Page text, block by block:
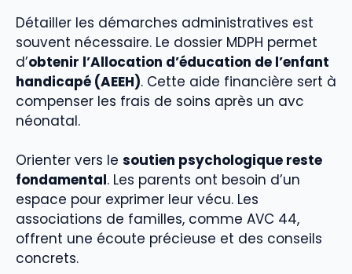
Détailler les démarches administratives est
souvent nécessaire. Le dossier MDPH permet
d’obtenir l’Allocation d’éducation de l’enfant
handicapé (AEEH). Cette aide financière sert à
compenser les frais de soins après un avc
néonatal.
Orienter vers le soutien psychologique reste
fondamental. Les parents ont besoin d’un
espace pour exprimer leur vécu. Les
associations de familles, comme AVC 44,
offrent une écoute précieuse et des conseils
concrets.